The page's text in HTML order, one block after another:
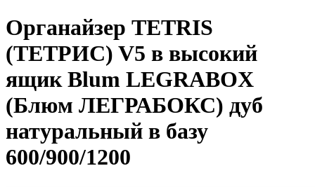
Органайзер TETRIS
(ТЕТРИС) V5 в высокий
ящик Blum LEGRABOX
(Блюм ЛЕГРАБОКС) дуб
натуральный в базу
600/900/1200